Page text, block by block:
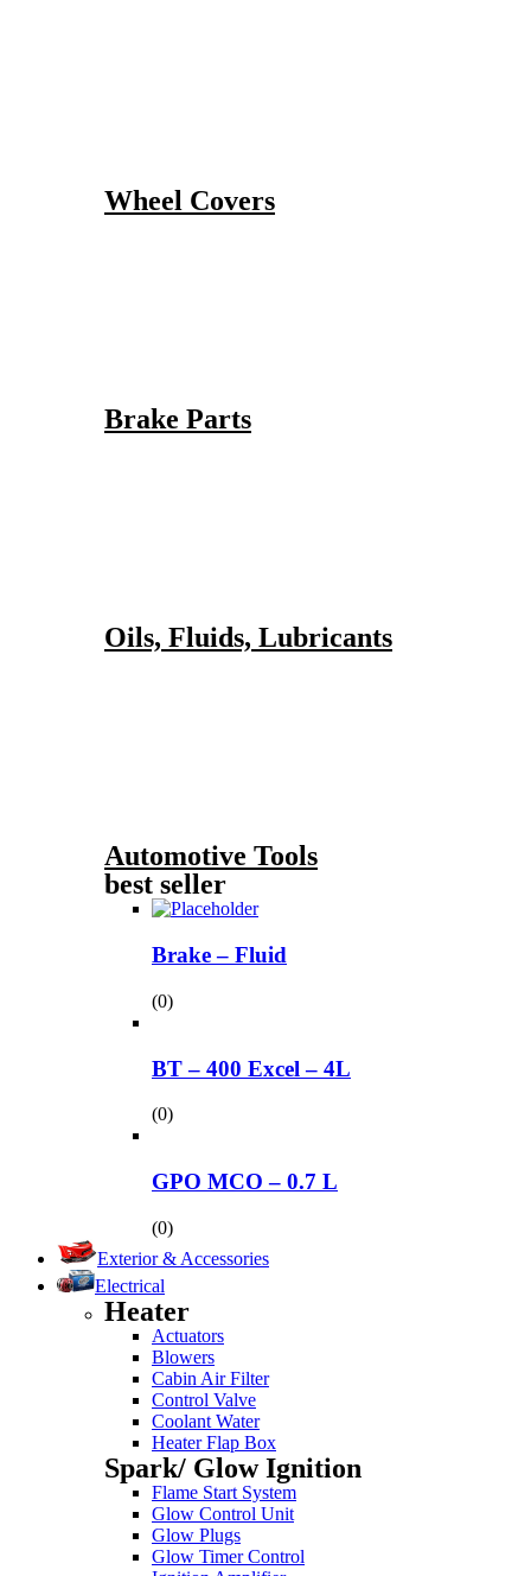
Wheel Covers
Brake Parts
Oils, Fluids, Lubricants
Automotive Tools
best seller
Brake – Fluid
(0)
BT – 400 Excel – 4L
(0)
GPO MCO – 0.7 L
(0)
Exterior & Accessories
Electrical
Heater
Actuators
Blowers
Cabin Air Filter
Control Valve
Coolant Water
Heater Flap Box
Spark/ Glow Ignition
Flame Start System
Glow Control Unit
Glow Plugs
Glow Timer Control